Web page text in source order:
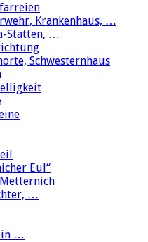
Krankenhaus, …
Stätten, …
Schwesternhaus
Eul“
…
…